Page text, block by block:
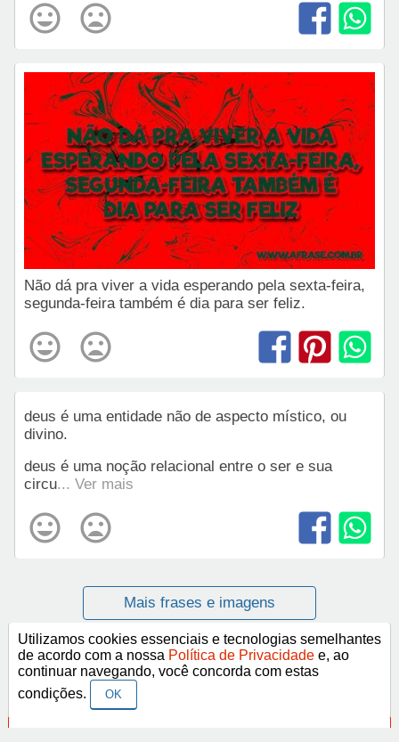
Não dá pra viver a vida esperando pela sexta-feira,
segunda-feira também é dia para ser feliz.
deus é uma entidade não de aspecto místico, ou
divino.
deus é uma noção relacional entre o ser e sua
circu... Ver mais
Mais frases e imagens
Categorias
Frases Religiosas
Utilizamos cookies essenciais e tecnologias semelhantes
de acordo com a nossa Política de Privacidade e, ao
continuar navegando, você concorda com estas
condições.
OK